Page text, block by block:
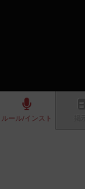
ルール/インスト